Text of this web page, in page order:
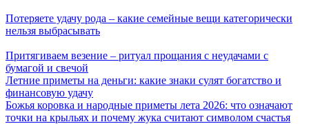
Потеряете удачу рода – какие семейные вещи категорически
нельзя выбрасывать
Притягиваем везение – ритуал прощания с неудачами с
бумагой и свечой
Летние приметы на деньги: какие знаки сулят богатство и
финансовую удачу
Божья коровка и народные приметы лета 2026: что означают
точки на крыльях и почему жука считают символом счастья